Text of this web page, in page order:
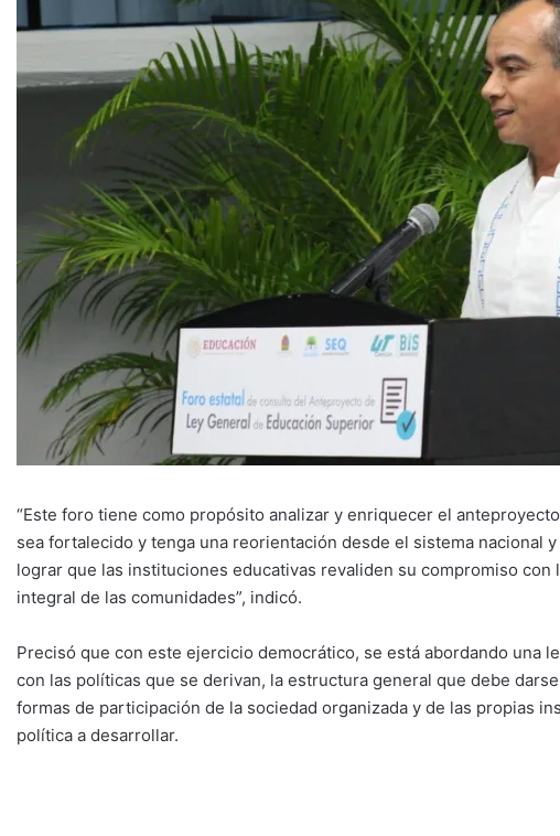
“Este foro tiene como propósito analizar y enriquecer el
sea fortalecido y tenga una reorientación desde el sistema nacional
lograr que las instituciones educativas revaliden su compromiso
integral de las comunidades”, indicó.
Precisó que con este ejercicio democrático, se está abordando una
con las políticas que se derivan, la estructura general que debe
formas de participación de la sociedad organizada y de las propias
política a desarrollar.